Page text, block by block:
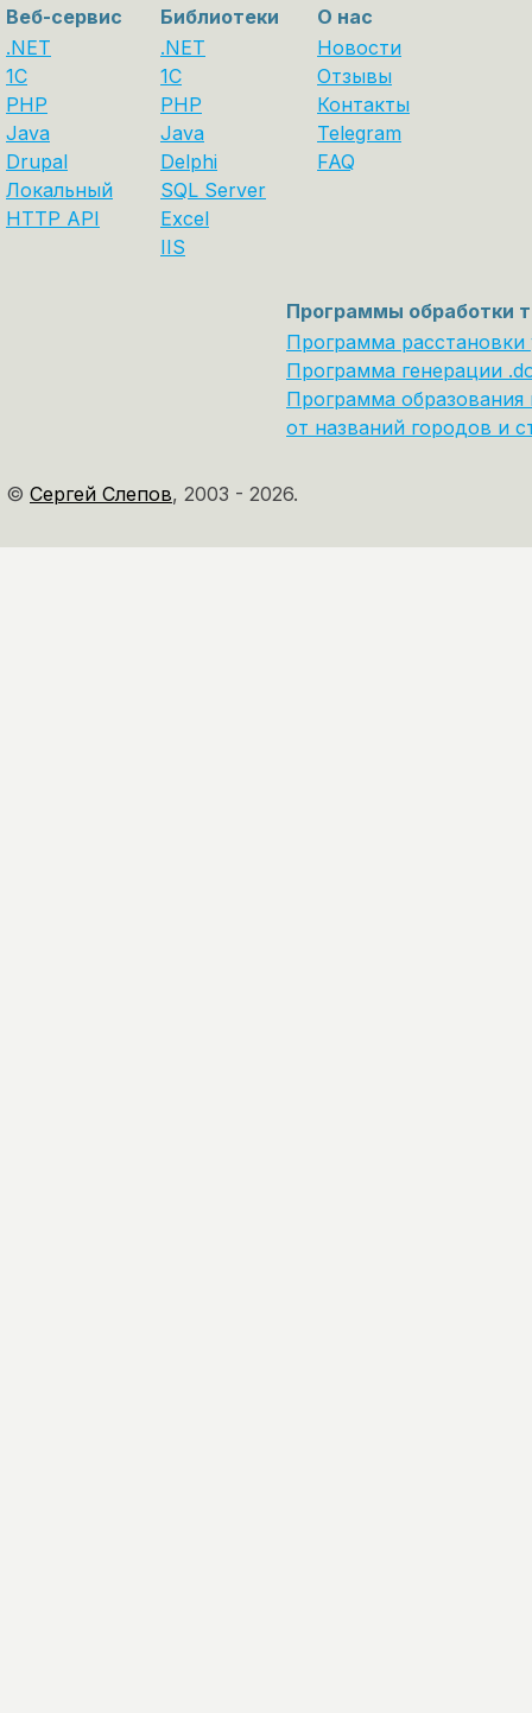
Веб-сервис
.NET
1C
PHP
Java
Drupal
Локальный
HTTP API
Библиотеки
.NET
1С
PHP
Java
Delphi
SQL Server
Excel
IIS
О нас
Новости
Отзывы
Контакты
Telegram
FAQ
Программы обработки
Программа расстановки
Программа генерации
Программа образования
от названий городов и
© Сергей Слепов, 2003 - 2026.